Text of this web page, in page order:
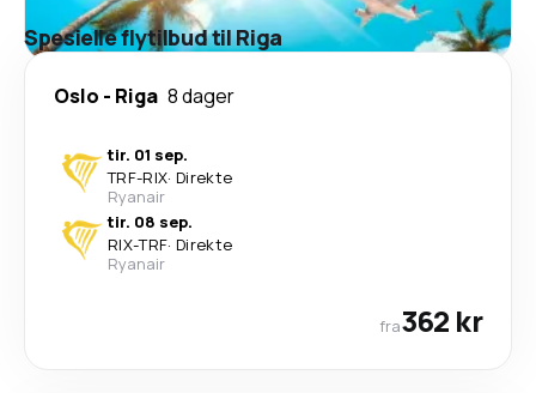
Spesielle flytilbud til Riga
Oslo - Riga 8 dager
tir. 01 sep.
TRF-RIX· Direkte
Ryanair
tir. 08 sep.
RIX-TRF· Direkte
Ryanair
fra362 kr